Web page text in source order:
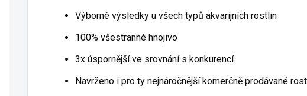
Výborné výsledky u všech typů akvarijních rostlin
100% všestranné hnojivo
3x úspornější ve srovnání s konkurencí
Navrženo i pro ty nejnáročnější komerčně prodávané